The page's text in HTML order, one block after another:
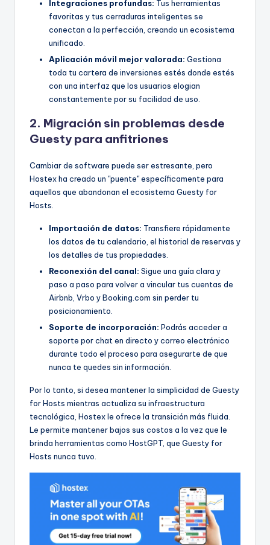
Integraciones profundas: Tus herramientas
favoritas y tus cerraduras inteligentes se
conectan a la perfección, creando un ecosistema
unificado.
Aplicación móvil mejor valorada: Gestiona
toda tu cartera de inversiones estés donde estés
con una interfaz que los usuarios elogian
constantemente por su facilidad de uso.
2. Migración sin problemas desde
Guesty para anfitriones
Cambiar de software puede ser estresante, pero
Hostex ha creado un "puente" específicamente para
aquellos que abandonan el ecosistema Guesty for
Hosts.
Importación de datos: Transfiere rápidamente
los datos de tu calendario, el historial de reservas y
los detalles de tus propiedades.
Reconexión del canal: Sigue una guía clara y
paso a paso para volver a vincular tus cuentas de
Airbnb, Vrbo y Booking.com sin perder tu
posicionamiento.
Soporte de incorporación: Podrás acceder a
soporte por chat en directo y correo electrónico
durante todo el proceso para asegurarte de que
nunca te quedes sin información.
Por lo tanto, si desea mantener la simplicidad de Guesty
for Hosts mientras actualiza su infraestructura
tecnológica, Hostex le ofrece la transición más fluida.
Le permite mantener bajos sus costos a la vez que le
brinda herramientas como HostGPT, que Guesty for
Hosts nunca tuvo.